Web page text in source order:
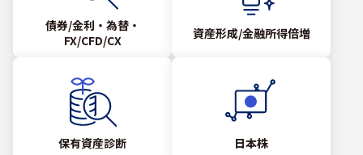
債券/金利・為替・
FX/CFD/CX
資産形成/金融所得倍増
保有資産診断 日本株